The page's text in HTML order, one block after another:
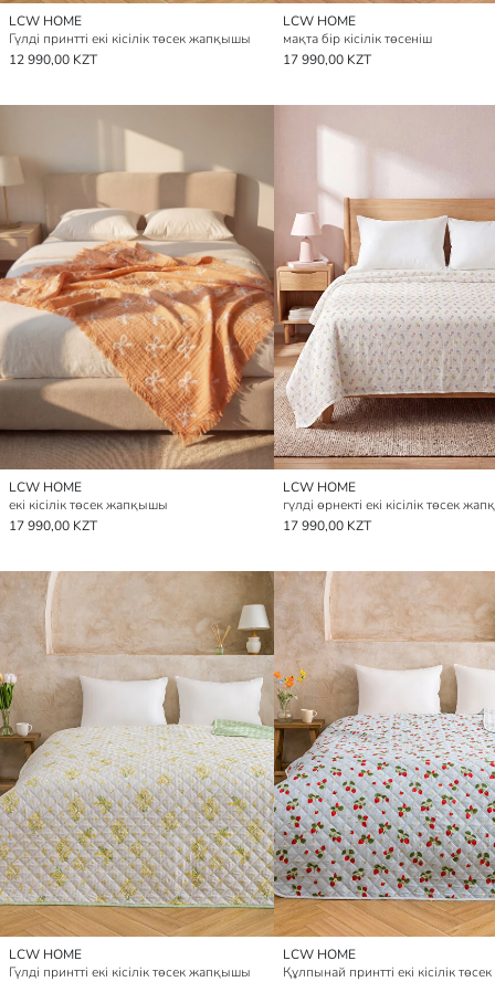
LCW HOME
Гүлді принтті екі кісілік төсек жапқышы
12 990,00 KZT
LCW HOME
мақта бір кісілік төсеніш
17 990,00 KZT
LCW HOME
екі кісілік төсек жапқышы
17 990,00 KZT
LCW HOME
17 990,00 KZT
LCW HOME
Гүлді принтті екі кісілік төсек жапқышы
LCW HOME